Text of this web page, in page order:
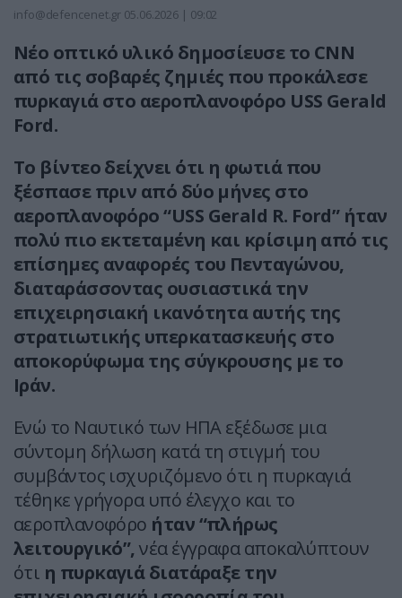
info@defencenet.gr 05.06.2026 | 09:02
Νέο οπτικό υλικό δημοσίευσε το CNN
από τις σοβαρές ζημιές που προκάλεσε
πυρκαγιά στο αεροπλανοφόρο USS Gerald
Ford.
Το βίντεο δείχνει ότι η φωτιά που
ξέσπασε πριν από δύο μήνες στο
αεροπλανοφόρο “USS Gerald R. Ford” ήταν
πολύ πιο εκτεταμένη και κρίσιμη από τις
επίσημες αναφορές του Πενταγώνου,
διαταράσσοντας ουσιαστικά την
επιχειρησιακή ικανότητα αυτής της
στρατιωτικής υπερκατασκευής στο
αποκορύφωμα της σύγκρουσης με το
Ιράν.
Ενώ το Ναυτικό των ΗΠΑ εξέδωσε μια
σύντομη δήλωση κατά τη στιγμή του
συμβάντος ισχυριζόμενο ότι η πυρκαγιά
τέθηκε γρήγορα υπό έλεγχο και το
αεροπλανοφόρο ήταν “πλήρως
λειτουργικό”,νέα έγγραφα αποκαλύπτουν
ότι η πυρκαγιά διατάραξε την